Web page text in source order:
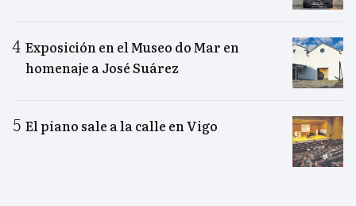
Exposición en el Museo do Mar en
homenaje a José Suárez
El piano sale a la calle en Vigo